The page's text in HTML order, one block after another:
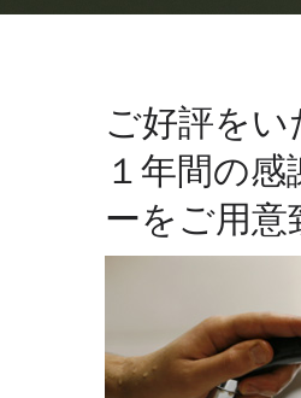
ご好評をい
１年間の感
ーをご用意